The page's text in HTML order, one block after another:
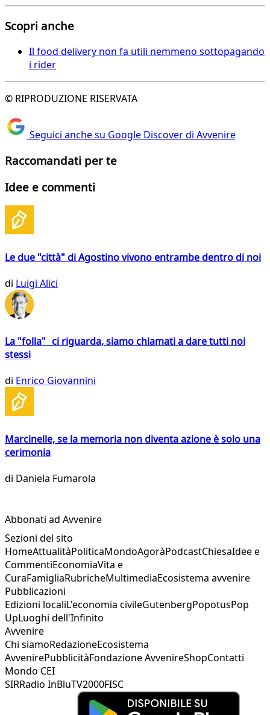
Scopri anche
Il food delivery non fa utili nemmeno sottopagando
i rider
© RIPRODUZIONE RISERVATA
Seguici anche su Google Discover di Avvenire
Raccomandati per te
Idee e commenti
Le due "città" di Agostino vivono entrambe dentro di noi
di Luigi Alici
La "folla" ci riguarda, siamo chiamati a dare tutti noi
stessi
di Enrico Giovannini
Marcinelle, se la memoria non diventa azione è solo una
cerimonia
di Daniela Fumarola
Abbonati ad Avvenire
Sezioni del sito
HomeAttualitàPoliticaMondoAgoràPodcastChiesaIdee e
CommentiEconomiaVita e
CuraFamigliaRubricheMultimediaEcosistema avvenire
Pubblicazioni
Edizioni localiL'economia civileGutenbergPopotusPop
UpLuoghi dell'Infinito
Avvenire
Chi siamoRedazioneEcosistema
AvvenirePubblicitàFondazione AvvenireShopContatti
Mondo CEI
SIRRadio InBluTV2000FISC